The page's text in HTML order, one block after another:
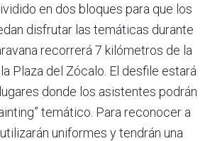
en dos bloques para que los
disfrutar las temáticas durante
recorrerá 7 kilómetros de la
Plaza del Zócalo. El desfile estará
donde los asistentes podrán
temático. Para reconocer a
uniformes y tendrán una